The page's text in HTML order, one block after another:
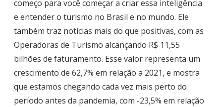
começo para você começar a criar essa inteligência
e entender o turismo no Brasil e no mundo. Ele
também traz notícias mais do que positivas, com as
Operadoras de Turismo alcançando R$ 11,55
bilhões de faturamento. Esse valor representa um
crescimento de 62,7% em relação a 2021, e mostra
que estamos chegando cada vez mais perto do
período antes da pandemia, com -23,5% em relação